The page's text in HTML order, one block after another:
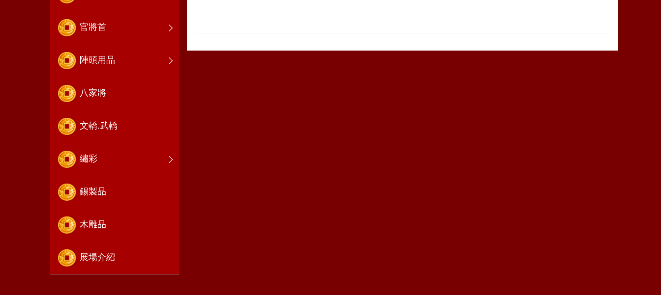
官將首
陣頭用品
八家將
文轎.武轎
繡彩
錫製品
木雕品
展場介紹